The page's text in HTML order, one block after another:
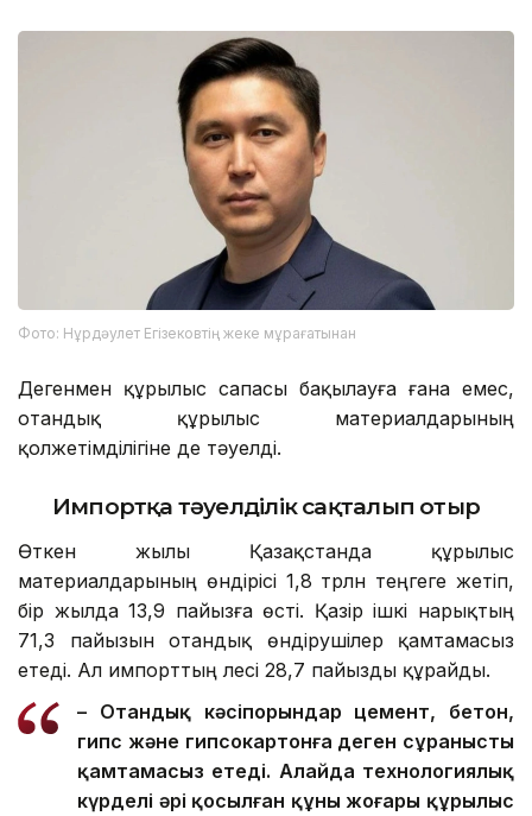
Фото: Нұрдәулет Егізековтің жеке мұрағатынан
Дегенмен құрылыс сапасы бақылауға ғана емес,
отандық құрылыс материалдарының
қолжетімділігіне де тәуелді.
Импортқа тәуелділік сақталып отыр
Өткен жылы Қазақстанда құрылыс
материалдарының өндірісі 1,8 трлн теңгеге жетіп,
бір жылда 13,9 пайызға өсті. Қазір ішкі нарықтың
71,3 пайызын отандық өндірушілер қамтамасыз
етеді. Ал импорттың үлесі 28,7 пайызды құрайды.
– Отандық кәсіпорындар цемент, бетон,
гипс және гипсокартонға деген сұранысты
қамтамасыз етеді. Алайда технологиялық
күрделі әрі қосылған құны жоғары құрылыс